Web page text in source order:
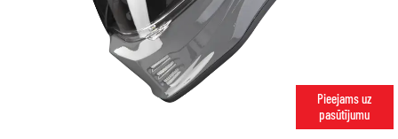
Pieejams uz
pasūtījumu